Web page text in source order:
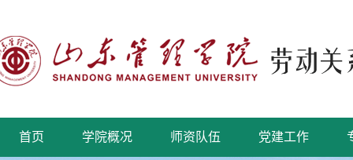
首页 学院概况 师资队伍 党建工作